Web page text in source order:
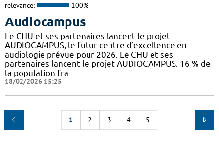
relevance: 100%
Audiocampus
Le CHU et ses partenaires lancent le projet
AUDIOCAMPUS, le futur centre d’excellence en
audiologie prévue pour 2026. Le CHU et ses
partenaires lancent le projet AUDIOCAMPUS. 16 % de
la population fra
18/02/2026 15:25
1 2 3 4 5